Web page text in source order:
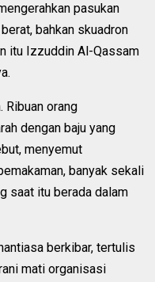
pasukan
bahkan skuadron
itu Izzuddin Al-Qassam
orang
dengan baju yang
menyemut
banyak sekali
saat itu berada dalam
berkibar, tertulis
mati organisasi